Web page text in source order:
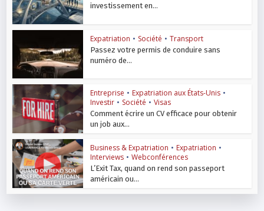
investissement en...
Expatriation • Société • Transport
Passez votre permis de conduire sans
numéro de...
Entreprise • Expatriation aux États-Unis •
Investir • Société • Visas
Comment écrire un CV efficace pour obtenir
un job aux...
Business & Expatriation • Expatriation •
Interviews • Webconférences
L’Exit Tax, quand on rend son passeport
américain ou...